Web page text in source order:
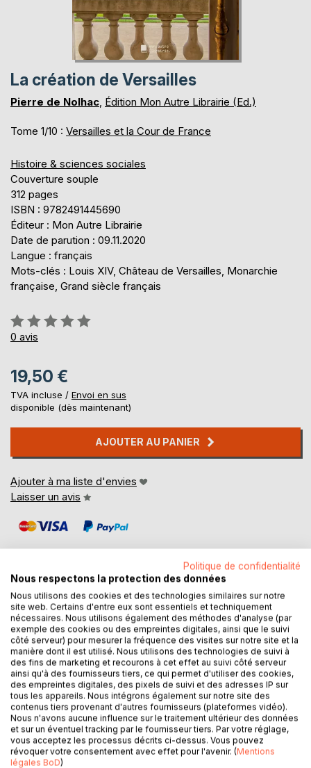
La création de Versailles
Pierre de Nolhac Édition Mon Autre Librairie (Ed.)
Tome 1/10 : Versailles et la Cour de France
Histoire & sciences sociales
Couverture souple
312 pages
ISBN : 9782491445690
Éditeur : Mon Autre Librairie
Date de parution : 09.11.2020
Langue : français
Mots-clés : Louis XIV, Château de Versailles, Monarchie
française, Grand siècle français
Évaluation:
0%
0 avis
19,50 €
TVA incluse / Envoi en sus
disponible (dès maintenant)
AJOUTER AU PANIER
Ajouter à ma liste d'envies
Laisser un avis
DESCRIPTION
En expert et passionné, l'auteur déroule devant nous le
grand panorama historique de la naissance de Versailles,
depuis la ferme fortifiée des Loménie, près du hameau de
Versalias, jusqu'à l'immense demeure de Louis XIV, en
perpétuel chantier. La ville elle-même est une création du
roi, à son service pour loger les courtisans et les
différentes annexes de la gigantesque machine de pouvoir
qu'est devenu le Château. Architectes, artisans, artistes,
paysagistes, tous les talents sont convoqués ; les
Politique de confidentialité
Nous respectons la protection des données
Nous utilisons des cookies et des technologies similaires sur notre
site web. Certains d'entre eux sont essentiels et techniquement
nécessaires. Nous utilisons également des méthodes d'analyse (par
exemple des cookies ou des empreintes digitales, ainsi que le suivi
côté serveur) pour mesurer la fréquence des visites sur notre site et la
manière dont il est utilisé. Nous utilisons des technologies de suivi à
des fins de marketing et recourons à cet effet au suivi côté serveur
ainsi qu'à des fournisseurs tiers, ce qui permet d'utiliser des cookies,
des empreintes digitales, des pixels de suivi et des adresses IP sur
tous les appareils. Nous intégrons également sur notre site des
contenus tiers provenant d'autres fournisseurs (plateformes vidéo).
Nous n'avons aucune influence sur le traitement ultérieur des données
et sur un éventuel tracking par le fournisseur tiers. Par votre réglage,
vous acceptez les processus décrits ci-dessus. Vous pouvez
révoquer votre consentement avec effet pour l'avenir. (Mentions
légales BoD)